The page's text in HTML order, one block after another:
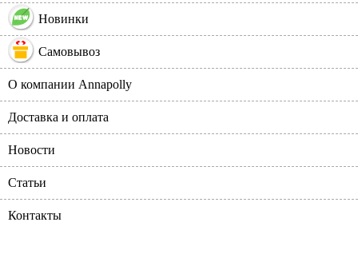
Новинки
Самовывоз
О компании Annapolly
Доставка и оплата
Новости
Статьи
Контакты